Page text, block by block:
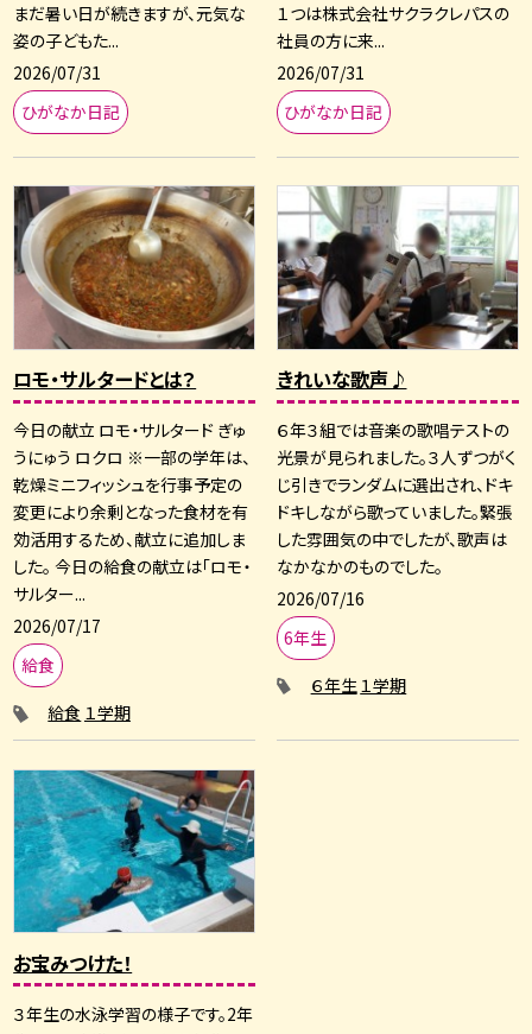
まだ暑い日が続きますが、元気な
姿の子どもた...
2026/07/31
ひがなか日記
１つは株式会社サクラクレパスの
社員の方に来...
2026/07/31
ひがなか日記
ロモ・サルタードとは？
今日の献立 ロモ・サルタード ぎゅ
うにゅう ロクロ ※一部の学年は、
乾燥ミニフィッシュを行事予定の
変更により余剰となった食材を有
効活用するため、献立に追加しま
した。 今日の給食の献立は「ロモ・
サルター...
2026/07/17
給食
給食 １学期
きれいな歌声♪
６年３組では音楽の歌唱テストの
光景が見られました。３人ずつがく
じ引きでランダムに選出され、ドキ
ドキしながら歌っていました。緊張
した雰囲気の中でしたが、歌声は
なかなかのものでした。
2026/07/16
6年生
６年生 １学期
お宝みつけた！
３年生の水泳学習の様子です。2年